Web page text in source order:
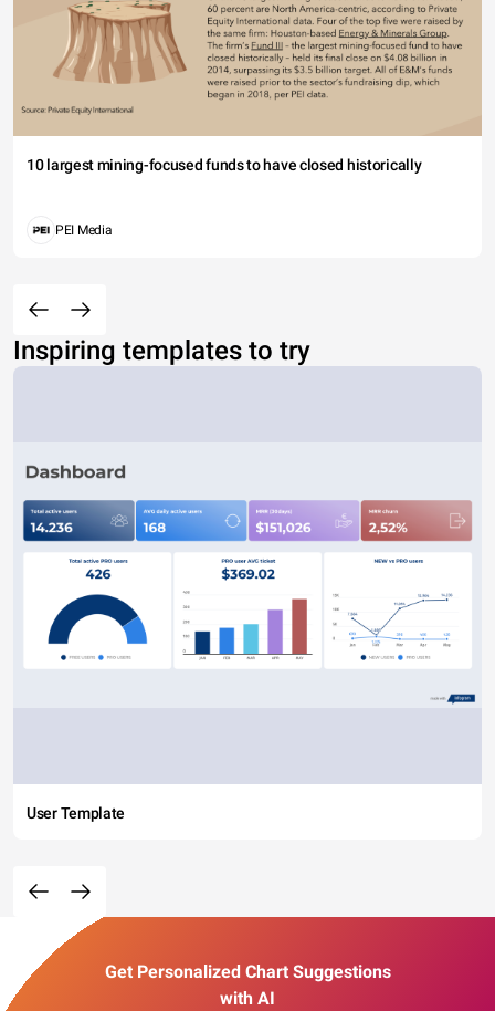
10 largest mining-focused funds to have closed historically
PEI Media
Inspiring templates to try
User Template
Get Personalized Chart Suggestions
with AI